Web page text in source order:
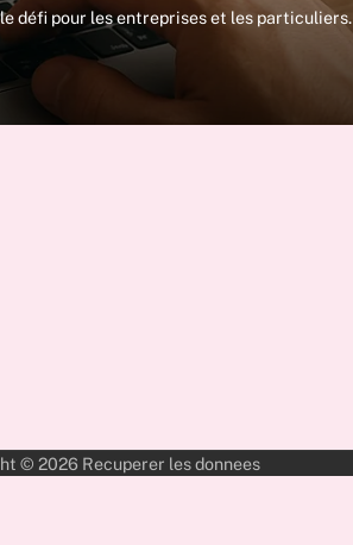
défi pour les entreprises et les particuliers.
© 2026 Recuperer les donnees